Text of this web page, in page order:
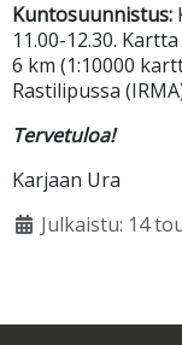
Kuntosuunnistus:
11.00-12.30.
6 km (1:10000
Rastilipussa
Tervetuloa!
Karjaan Ura
Julkaistu: 14